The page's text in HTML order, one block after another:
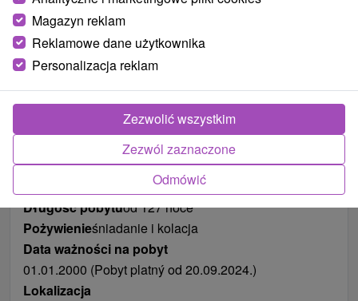
Zdjęcia od klientów+3
Długość pobytuod 127 noce
Pożywienieśniadanie i kolacja
Data ważności na pobyt
01.01.2000 (Pobyt platný od 20.09.2024.)
Lokalizacja
Magazyn reklam
Reklamowe dane użytkownika
Personalizacja reklam
Odmówić
Zezwól zaznaczone
Zezwolić wszystkim